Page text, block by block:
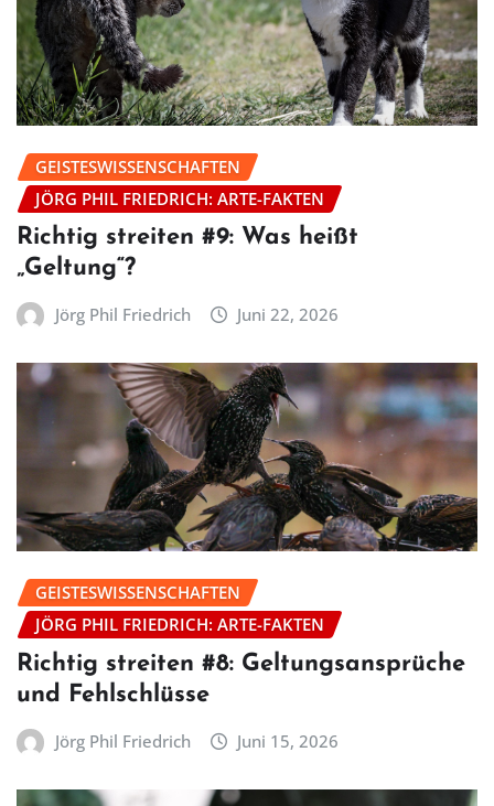
GEISTESWISSENSCHAFTEN
JÖRG PHIL FRIEDRICH: ARTE-FAKTEN
Richtig streiten #9: Was heißt
„Geltung“?
Jörg Phil Friedrich Juni 22, 2026
GEISTESWISSENSCHAFTEN
JÖRG PHIL FRIEDRICH: ARTE-FAKTEN
Richtig streiten #8: Geltungsansprüche
und Fehlschlüsse
Jörg Phil Friedrich Juni 15, 2026